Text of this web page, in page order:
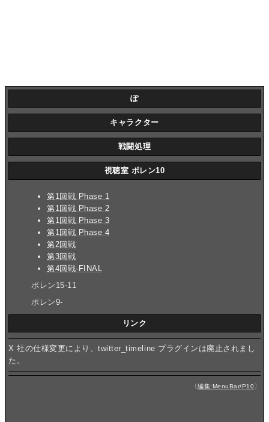
ぽ
キャラクター
戦闘処理
視聴室 ポレン10
第1回戦 Phase 1
第1回戦 Phase 2
第1回戦 Phase 3
第1回戦 Phase 4
第2回戦
第3回戦
第4回戦-FINAL
ポレン15-11
ポレン9-
リンク
X 社の仕様変更により、twitter_timeline プラグインは廃止されまし
た。
〔編集:MenuBar/P10〕